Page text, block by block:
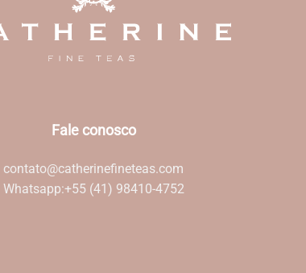
Fale conosco
contato@catherinefineteas.com
Whatsapp:+55 (41) 98410-4752